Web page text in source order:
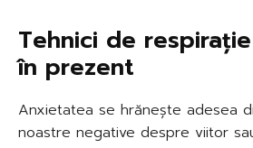
Tehnici de
în prezent
Anxietatea se hrănește adesea
noastre negative despre viitor